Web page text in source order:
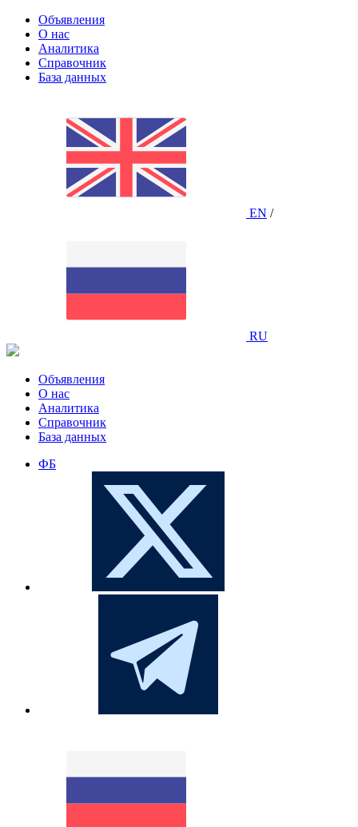
Объявления
О нас
Аналитика
Справочник
База данных
EN /
RU
Объявления
О нас
Аналитика
Справочник
База данных
ФБ